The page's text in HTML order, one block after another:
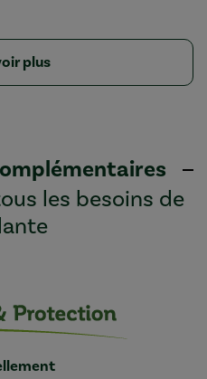
plus
les besoins de